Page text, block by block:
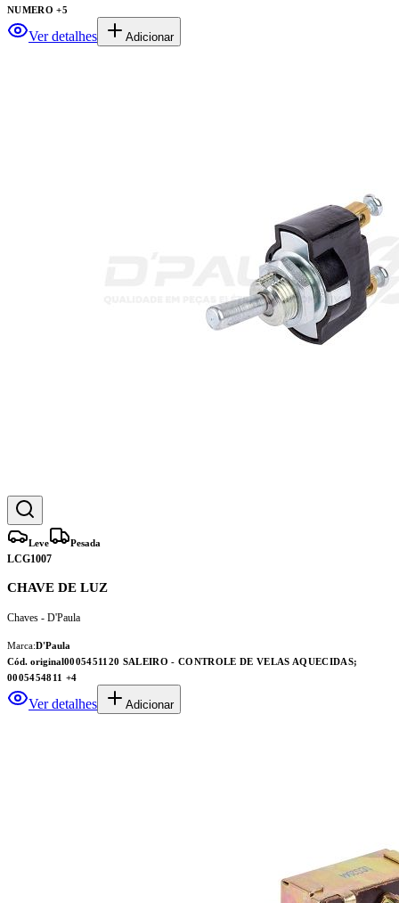
NUMERO +5
Ver detalhes Adicionar
Leve Pesada
LCG1007
CHAVE DE LUZ
Chaves - D'Paula
Marca:D'Paula
Cód. original0005451120 SALEIRO - CONTROLE DE VELAS AQUECIDAS;
0005454811 +4
Ver detalhes Adicionar